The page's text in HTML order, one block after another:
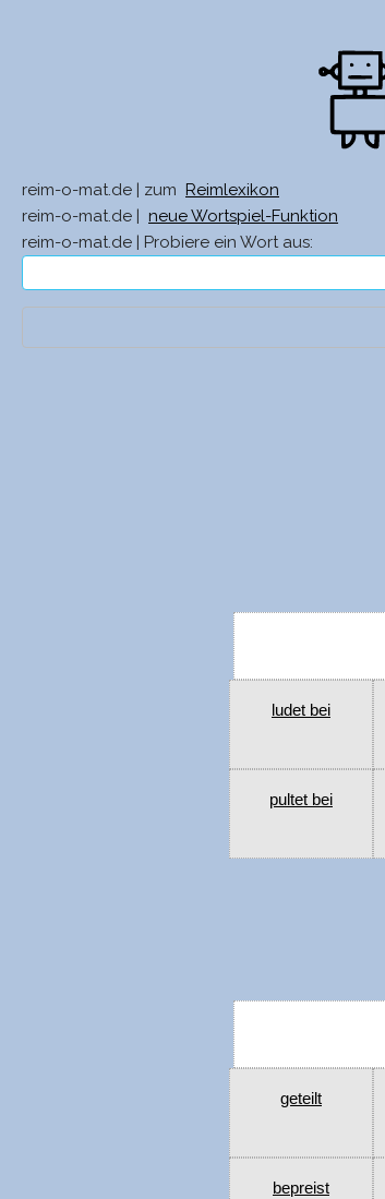
reim-o-mat.de | zum
Reimlexikon
reim-o-mat.de |
neue Wortspiel-Funktion
reim-o-mat.de | Probiere ein Wort aus:
ludet bei
pultet bei
geteilt
bepreist